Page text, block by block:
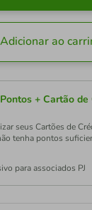
Adicionar ao
+ Cartão
seus Cartões de
tenha pontos
para associados PJ